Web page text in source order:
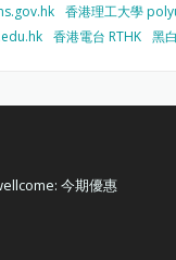
香港理工大學
香港電台 RTHK 黑
今期優惠